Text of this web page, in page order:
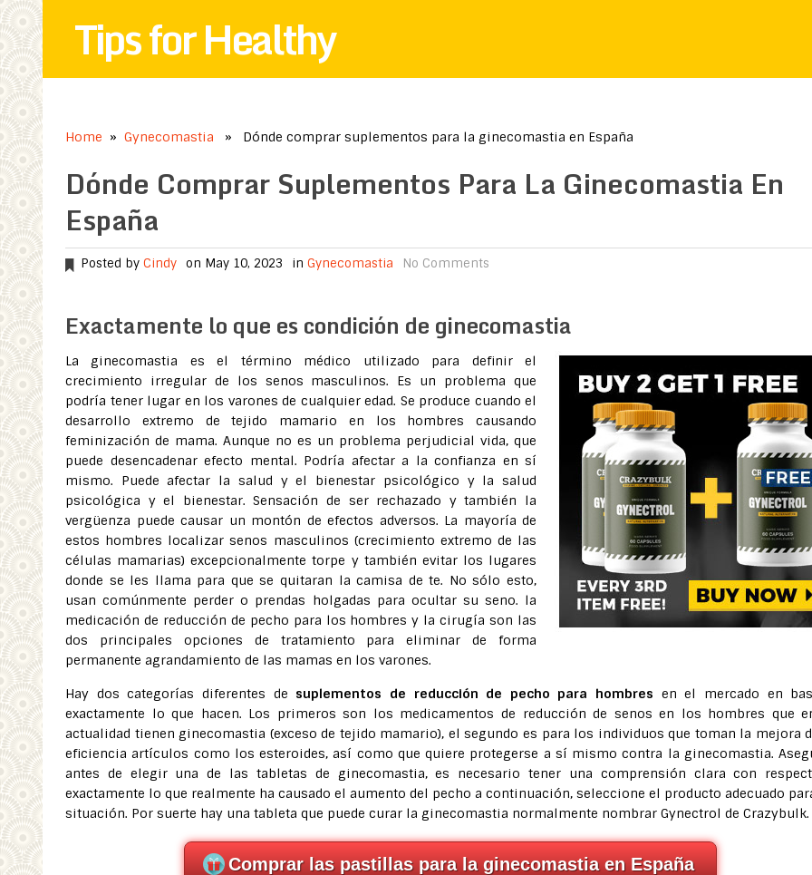
Tips for Healthy
Home » Gynecomastia » Dónde comprar suplementos para la ginecomastia en España
Dónde Comprar Suplementos Para La Ginecomastia En
España
Posted by Cindy on May 10, 2023 in Gynecomastia No Comments
Exactamente lo que es condición de ginecomastia
La ginecomastia es el término médico utilizado para definir el
crecimiento irregular de los senos masculinos. Es un problema que
podría tener lugar en los varones de cualquier edad. Se produce cuando el
desarrollo extremo de tejido mamario en los hombres causando
feminización de mama. Aunque no es un problema perjudicial vida, que
puede desencadenar efecto mental. Podría afectar a la confianza en sí
mismo. Puede afectar la salud y el bienestar psicológico y la salud
psicológica y el bienestar. Sensación de ser rechazado y también la
vergüenza puede causar un montón de efectos adversos. La mayoría de
estos hombres localizar senos masculinos (crecimiento extremo de las
células mamarias) excepcionalmente torpe y también evitar los lugares
donde se les llama para que se quitaran la camisa de te. No sólo esto,
usan comúnmente perder o prendas holgadas para ocultar su seno. la
medicación de reducción de pecho para los hombres y la cirugía son las
dos principales opciones de tratamiento para eliminar de forma
permanente agrandamiento de las mamas en los varones.
Hay dos categorías diferentes de suplementos de reducción de pecho para hombres en el mercado en
exactamente lo que hacen. Los primeros son los medicamentos de reducción de senos en los hombres que
actualidad tienen ginecomastia (exceso de tejido mamario), el segundo es para los individuos que toman la mejora
eficiencia artículos como los esteroides, así como que quiere protegerse a sí mismo contra la ginecomastia.
antes de elegir una de las tabletas de ginecomastia, es necesario tener una comprensión clara con
exactamente lo que realmente ha causado el aumento del pecho a continuación, seleccione el producto adecuado
situación. Por suerte hay una tableta que puede curar la ginecomastia normalmente nombrar Gynectrol de Crazybulk.
Comprar las pastillas para la ginecomastia en España